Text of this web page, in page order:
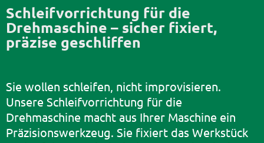
Schleifvorrichtung für die
Drehmaschine – sicher fixiert,
präzise geschliffen
Sie wollen schleifen, nicht improvisieren.
Unsere Schleifvorrichtung für die
Drehmaschine macht aus Ihrer Maschine ein
Präzisionswerkzeug. Sie fixiert das Werkstück